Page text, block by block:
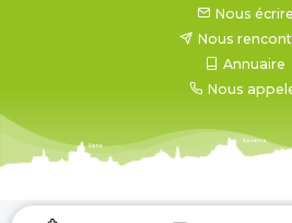
Nous écrire
Nous
Annuaire
Nous